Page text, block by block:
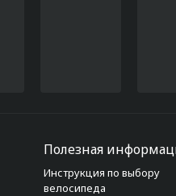
Полезная
Инструкция по выбору
велосипеда